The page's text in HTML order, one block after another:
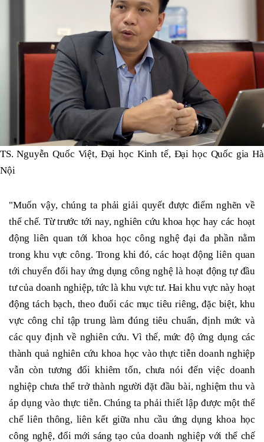
TS. Nguyễn Quốc Việt, Đại học Kinh tế, Đại học Quốc gia Hà
Nội
"Muốn vậy, chúng ta phải giải quyết được điểm nghẽn về
thể chế. Từ trước tới nay, nghiên cứu khoa học hay các hoạt
động liên quan tới khoa học công nghệ đại đa phần nằm
trong khu vực công. Trong khi đó, các hoạt động liên quan
tới chuyển đổi hay ứng dụng công nghệ là hoạt động tự đầu
tư của doanh nghiệp, tức là khu vực tư. Hai khu vực này hoạt
động tách bạch, theo đuổi các mục tiêu riêng, đặc biệt, khu
vực công chỉ tập trung làm đúng tiêu chuẩn, định mức và
các quy định về nghiên cứu. Vì thế, mức độ ứng dụng các
thành quả nghiên cứu khoa học vào thực tiễn doanh nghiệp
vẫn còn tương đối khiêm tốn, chưa nói đến việc doanh
nghiệp chưa thể trở thành người đặt đầu bài, nghiệm thu và
áp dụng vào thực tiễn. Chúng ta phải thiết lập được một thể
chế liên thông, liên kết giữa nhu cầu ứng dụng khoa học
công nghệ, đổi mới sáng tạo của doanh nghiệp với thể chế